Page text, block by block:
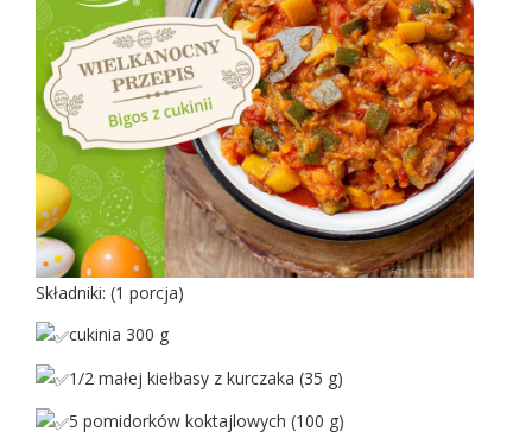
Składniki: (1 porcja)
cukinia 300 g
1/2 małej kiełbasy z kurczaka (35 g)
5 pomidorków koktajlowych (100 g)